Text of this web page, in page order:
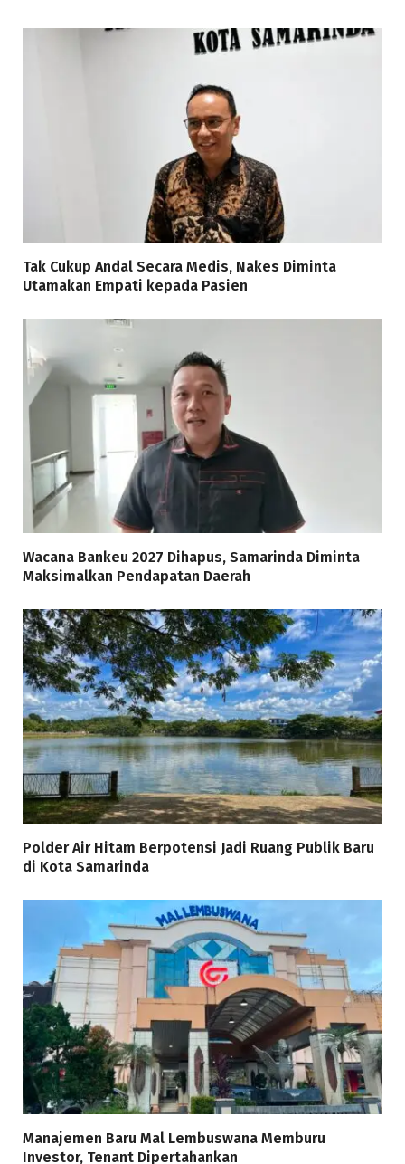
Tak Cukup Andal Secara Medis, Nakes Diminta
Utamakan Empati kepada Pasien
Wacana Bankeu 2027 Dihapus, Samarinda Diminta
Maksimalkan Pendapatan Daerah
Polder Air Hitam Berpotensi Jadi Ruang Publik Baru
di Kota Samarinda
Manajemen Baru Mal Lembuswana Memburu
Investor, Tenant Dipertahankan